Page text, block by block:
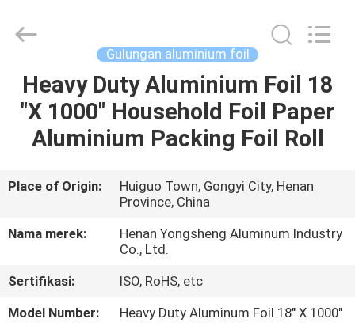
RUMAH
PRODUK
TENTANG
PABRIK
Industry
Co.,Ltd..
Reserved.
Gulungan aluminium foil
Heavy Duty Aluminium Foil 18
"X 1000" Household Foil Paper
Aluminium Packing Foil Roll
Place of Origin:
Huiguo Town, Gongyi City, Henan
Province, China
Nama merek:
Henan Yongsheng Aluminum Industry
Co., Ltd.
Sertifikasi:
ISO, RoHS, etc
Model Number:
Heavy Duty Aluminum Foil 18" X 1000"